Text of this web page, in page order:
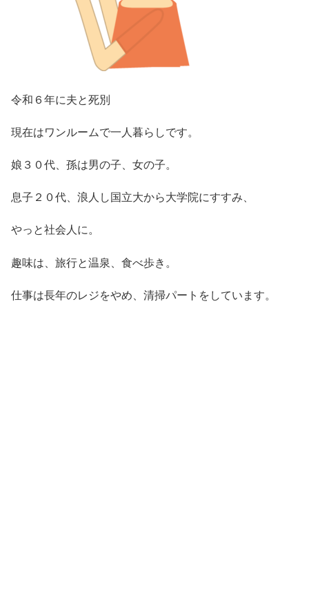
令和６年に夫と死別
現在はワンルームで一人暮らしです。
娘３０代、孫は男の子、女の子。
息子２０代、浪人し国立大から大学院にすすみ、
やっと社会人に。
趣味は、旅行と温泉、食べ歩き。
仕事は長年のレジをやめ、清掃パートをしています。